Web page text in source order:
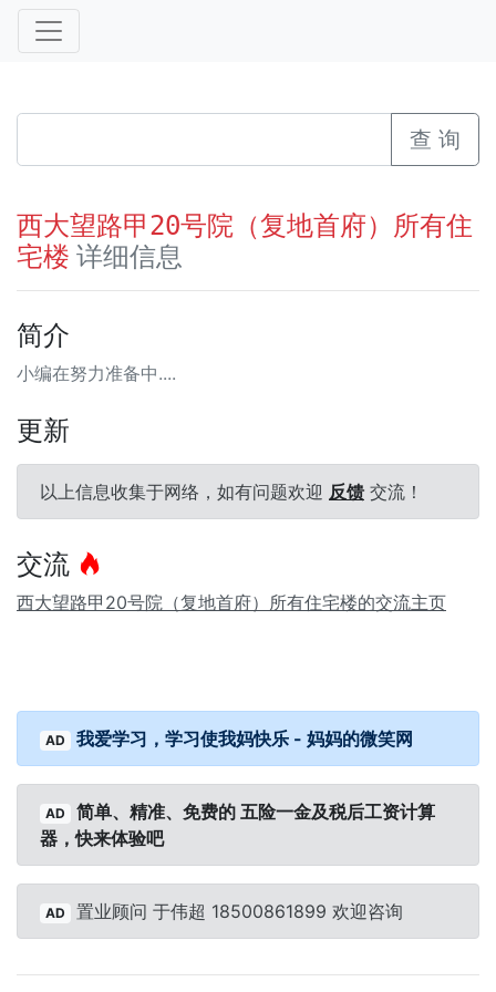
查 询
西大望路甲20号院（复地首府）所有住
宅楼 详细信息
简介
小编在努力准备中....
更新
以上信息收集于网络，如有问题欢迎 反馈 交流！
交流
西大望路甲20号院（复地首府）所有住宅楼的交流主页
AD 我爱学习，学习使我妈快乐 - 妈妈的微笑网
AD
简单、精准、免费的 五险一金及税后工资计算
器，快来体验吧
AD 置业顾问 于伟超 18500861899 欢迎咨询